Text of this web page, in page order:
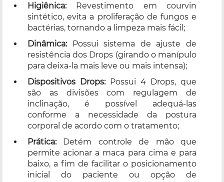
Higiênica:Revestimento em courvin
sintético, evita a proliferação de fungos e
bactérias, tornando a limpeza mais fácil;
Dinâmica:Possui sistema de ajuste de
resistência dos Drops (girando o manípulo
para deixa-la mais leve ou mais intensa);
Dispositivos Drops:Possui 4 Drops, que
são as divisões com regulagem de
inclinação, é possível adequá-las
conforme a necessidade da postura
corporal de acordo com o tratamento;
Prática:Detém controle de mão que
permite acionar a maca para cima e para
baixo, a fim de facilitar o posicionamento
inicial do paciente ou opção de